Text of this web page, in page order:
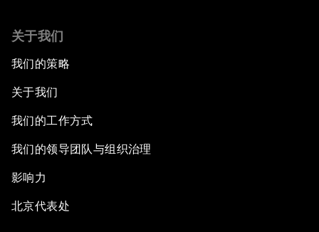
关于我们
我们的策略
关于我们
我们的工作方式
我们的领导团队与组织治理
影响力
北京代表处